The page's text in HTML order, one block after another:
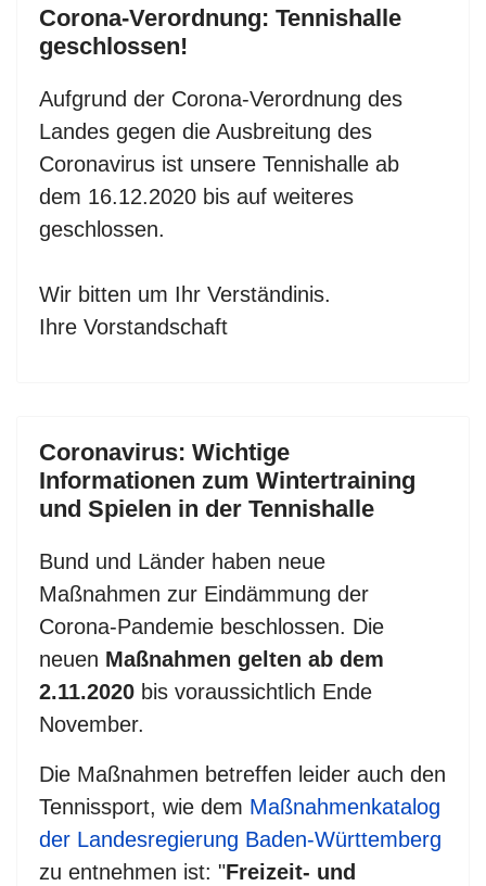
Corona-Verordnung: Tennishalle
geschlossen!
Aufgrund der Corona-Verordnung des
Landes gegen die Ausbreitung des
Coronavirus ist unsere Tennishalle ab
dem 16.12.2020 bis auf weiteres
geschlossen.
Wir bitten um Ihr Verständinis.
Ihre Vorstandschaft
Coronavirus: Wichtige
Informationen zum Wintertraining
und Spielen in der Tennishalle
Bund und Länder haben neue
Maßnahmen zur Eindämmung der
Corona-Pandemie beschlossen. Die
neuen Maßnahmen gelten ab dem
2.11.2020 bis voraussichtlich Ende
November.
Die Maßnahmen betreffen leider auch den
Tennissport, wie dem Maßnahmenkatalog
der Landesregierung Baden-Württemberg
zu entnehmen ist: "Freizeit- und